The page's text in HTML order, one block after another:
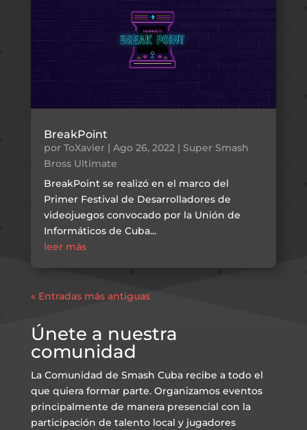
BreakPoint
por ToXavier | Ago 26, 2022| Super Smash
Bross Ultimate
BreakPoint se realizó en el marco del
Primer Festival de Desarrolladores de
videojuegos convocado por la Unión de
Informáticos de Cuba...
leer más
« Entradas más antiguas
Únete a nuestra
comunidad
La Comunidad de Smash Cuba recibe a todo el
que quiera formar parte. Organizamos eventos
principalmente de manera presencial con la
participación de talento local y jugadores